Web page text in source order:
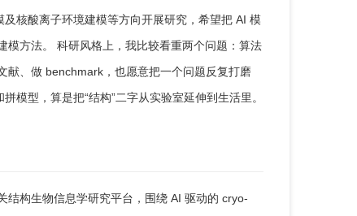
核酸离子环境建模等方向开展研究，希望把 AI 模
模方法。 科研风格上，我比较看重两个问题：算法
献、做 benchmark，也愿意把一个问题反复打磨
模型，算是把“结构”二字从实验室延伸到生活里。
结构生物信息学研究平台，围绕 AI 驱动的 cryo-